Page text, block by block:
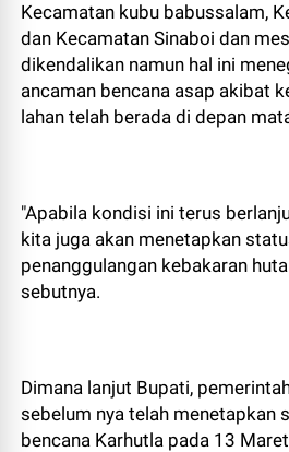
Kecamatan kubu babussalam,
dan Kecamatan Sinaboi dan
dikendalikan namun hal ini
ancaman bencana asap akibat
lahan telah berada di depan
"Apabila kondisi ini terus
kita juga akan menetapkan
penanggulangan kebakaran
sebutnya.
Dimana lanjut Bupati,
sebelum nya telah menetapkan
bencana Karhutla pada 13